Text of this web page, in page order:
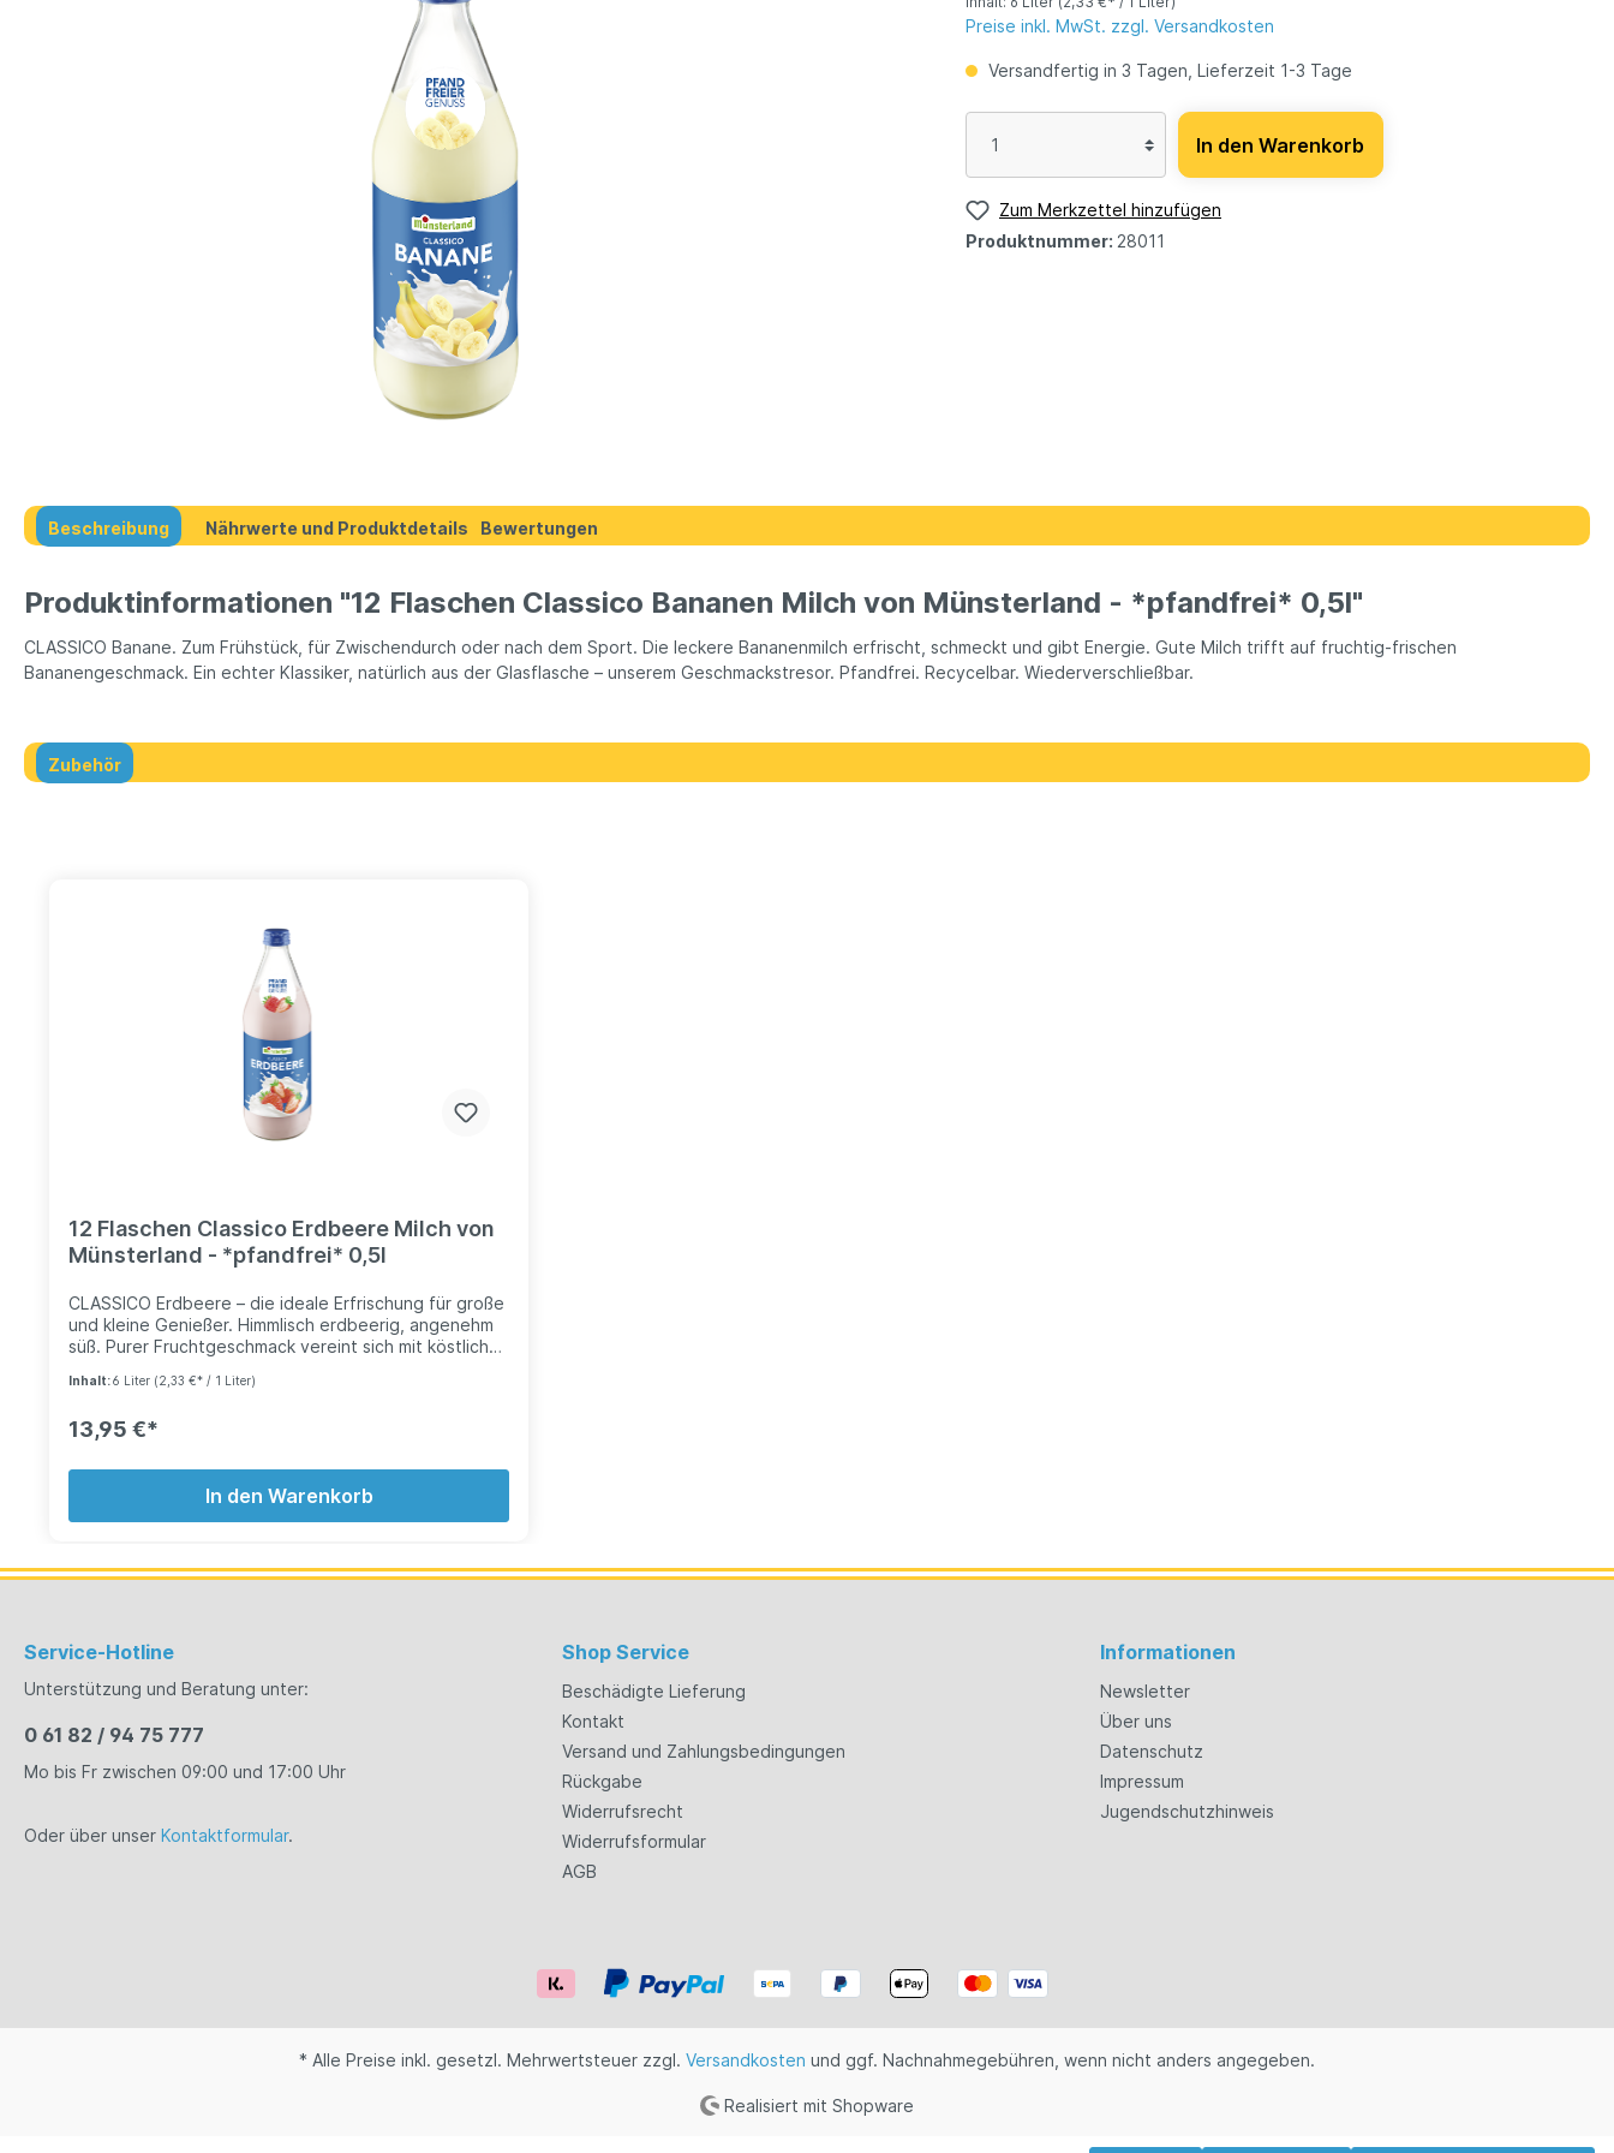
Preise inkl. MwSt. zzgl. Versandkosten
Versandfertig in 3 Tagen, Lieferzeit 1-3 Tage
In den Warenkorb
Zum Merkzettel hinzufügen
Produktnummer: 28011
Beschreibung Nährwerte und Produktdetails Bewertungen
Produktinformationen "12 Flaschen Classico Bananen Milch von Münsterland - *pfandfrei* 0,5l"
CLASSICO Banane. Zum Frühstück, für Zwischendurch oder nach dem Sport. Die leckere Bananenmilch erfrischt, schmeckt und gibt Energie. Gute Milch trifft auf fruchtig-frischen
Bananengeschmack. Ein echter Klassiker, natürlich aus der Glasflasche – unserem Geschmackstresor. Pfandfrei. Recycelbar. Wiederverschließbar.
Zubehör
12 Flaschen Classico Erdbeere Milch von
Münsterland - *pfandfrei* 0,5l
CLASSICO Erdbeere – die ideale Erfrischung für große
und kleine Genießer. Himmlisch erdbeerig, angenehm
süß. Purer Fruchtgeschmack vereint sich mit köstlicher
natürlich aus der Glasflasche – unserem
Wiederverschließbar.
Inhalt:6 Liter (2,33 €* / 1 Liter)
13,95 €*
In den Warenkorb
Service-Hotline
Unterstützung und Beratung unter:
0 61 82 / 94 75 777
Mo bis Fr zwischen 09:00 und 17:00 Uhr
Oder über unser Kontaktformular.
Shop Service
Beschädigte Lieferung
Kontakt
Versand und Zahlungsbedingungen
Rückgabe
Widerrufsrecht
Widerrufsformular
AGB
Informationen
Newsletter
Über uns
Datenschutz
Impressum
Jugendschutzhinweis
* Alle Preise inkl. gesetzl. Mehrwertsteuer zzgl. Versandkosten und ggf. Nachnahmegebühren, wenn nicht anders angegeben.
Realisiert mit Shopware